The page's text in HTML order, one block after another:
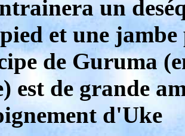
un
et une jambe
de Guruma
est de grande
d'Uke